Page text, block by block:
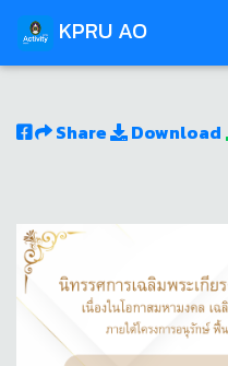
KPRU AO
Share Download